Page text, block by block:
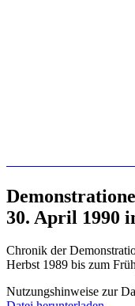
30. April 1990
Chronik der
Herbst 1989 bis zum
Nutzungshinweise zur